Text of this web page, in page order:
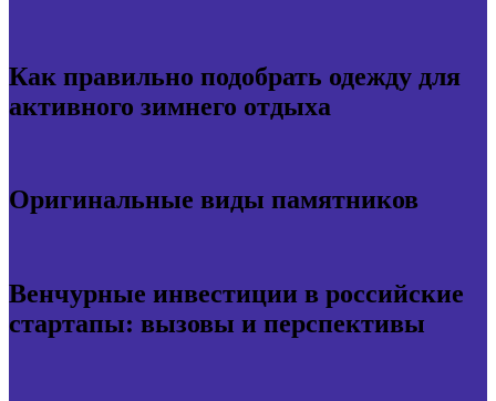
Как правильно подобрать одежду для
активного зимнего отдыха
Оригинальные виды памятников
Венчурные инвестиции в российские
стартапы: вызовы и перспективы